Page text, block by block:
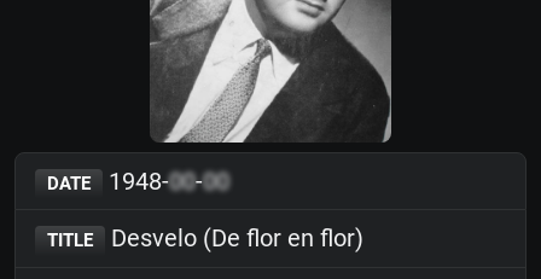
DATE 1948-00-00
TITLE Desvelo (De flor en flor)